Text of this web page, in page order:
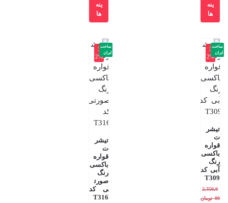
ینه
ها
ینه
ها
-3
2%
تیشر
ت
قواره
باکسی
رنگ
آبی کد
T309
2,350,0
00 تومان
ساخت
ایران
-3
2%
تیشر
ت
قواره
باکسی
رنگ
صورت
ی کد
T316
ساخت
ایران